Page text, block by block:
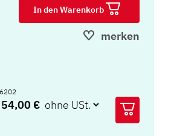
In den Warenkorb
merken
54,00 €